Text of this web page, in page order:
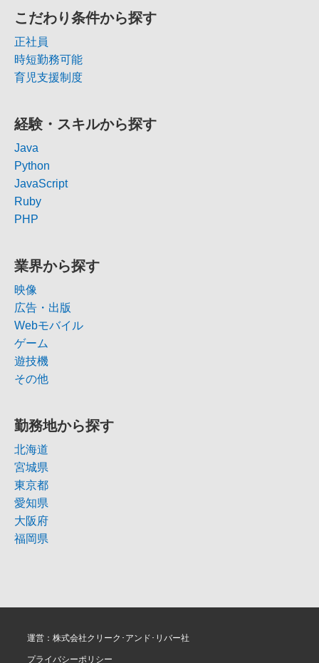
こだわり条件から探す
正社員
時短勤務可能
育児支援制度
経験・スキルから探す
Java
Python
JavaScript
Ruby
PHP
業界から探す
映像
広告・出版
Webモバイル
ゲーム
遊技機
その他
勤務地から探す
北海道
宮城県
東京都
愛知県
大阪府
福岡県
運営：株式会社クリーク･アンド･リバー社
プライバシーポリシー